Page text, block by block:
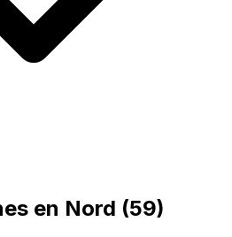
en Nord (59)